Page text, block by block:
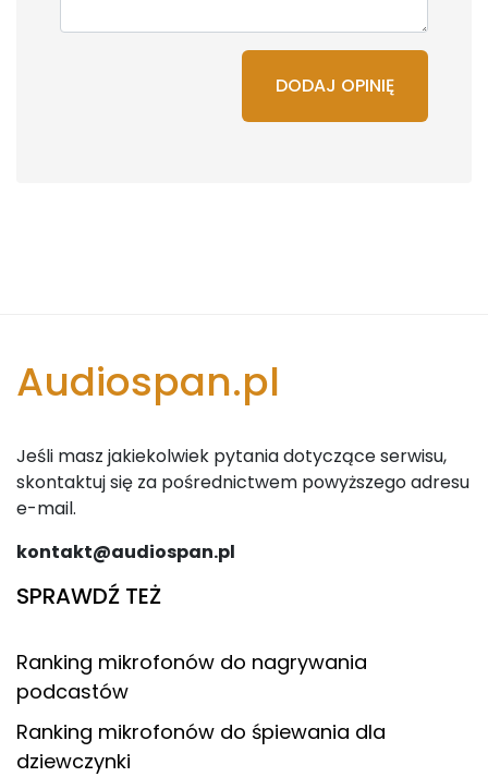
DODAJ OPINIĘ
Audiospan.pl
Jeśli masz jakiekolwiek pytania dotyczące serwisu,
skontaktuj się za pośrednictwem powyższego adresu
e-mail.
kontakt@audiospan.pl
SPRAWDŹ TEŻ
Ranking mikrofonów do nagrywania
podcastów
Ranking mikrofonów do śpiewania dla
dziewczynki